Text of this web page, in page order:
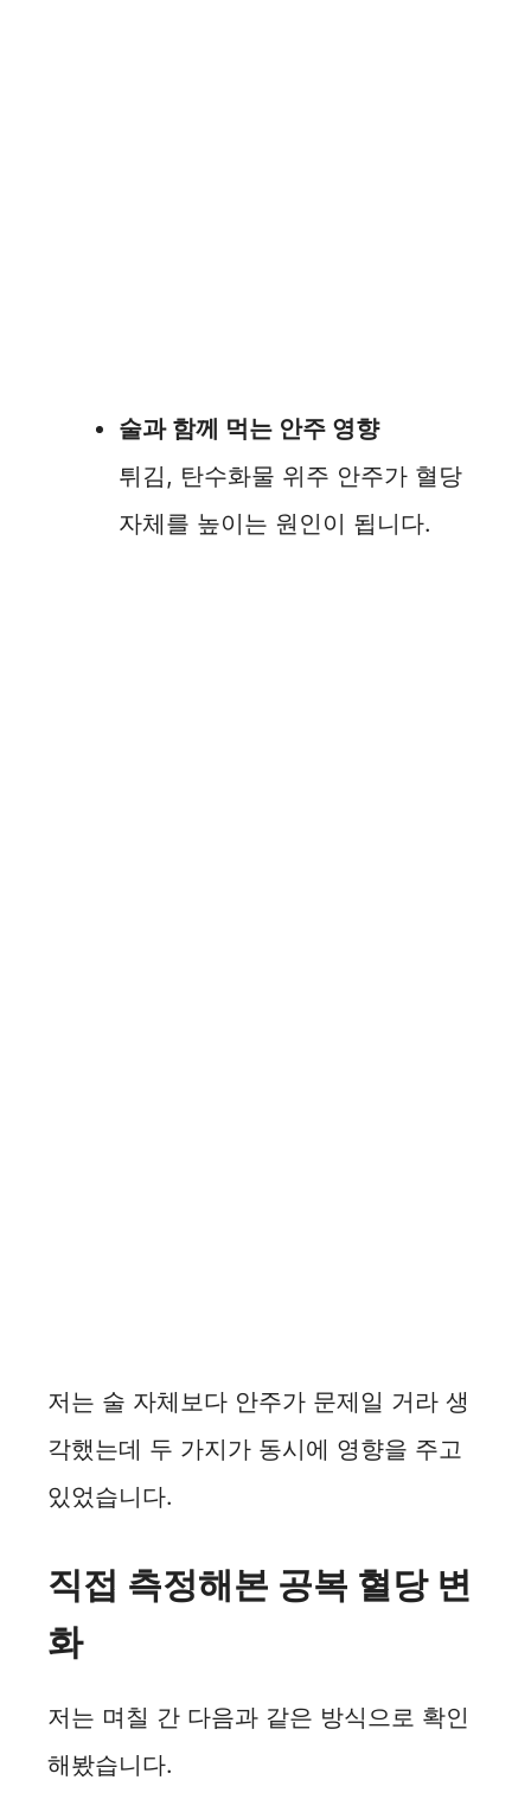
술과 함께 먹는 안주 영향
튀김, 탄수화물 위주 안주가 혈당
자체를 높이는 원인이 됩니다.
저는 술 자체보다 안주가 문제일 거라 생
각했는데 두 가지가 동시에 영향을 주고
있었습니다.
직접 측정해본 공복 혈당 변
화
저는 며칠 간 다음과 같은 방식으로 확인
해봤습니다.